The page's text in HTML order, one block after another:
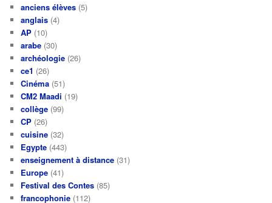
anciens élèves (5)
anglais (4)
AP (10)
arabe (30)
archéologie (26)
ce1 (26)
Cinéma (51)
CM2 Maadi (19)
collège (99)
CP (26)
cuisine (32)
Egypte (443)
enseignement à distance (31)
Europe (41)
Festival des Contes (85)
francophonie (112)